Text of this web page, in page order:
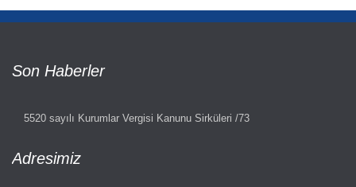
Son Haberler
5520 sayılı Kurumlar Vergisi Kanunu Sirküleri /73
Adresimiz